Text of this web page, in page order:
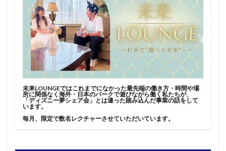
未来LOUNGEではこれまでになかった最先端の働き方・時間や場
所に関係なく海外・日本のパークで遊びながら働く私たちが、
「ディズニー夢シェア会」とは違った踏み込んだ事業の話をして
います。
毎月、限定で数名レクチャーさせていただいています。